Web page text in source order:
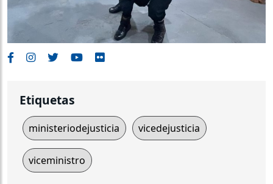
Etiquetas
ministeriodejusticia vicedejusticia
viceministro